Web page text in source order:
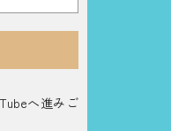
へ進みご